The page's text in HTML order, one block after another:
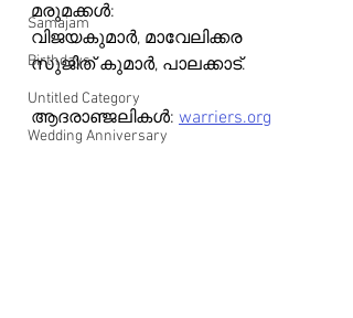
Samajam
Birthdays
Untitled Category
Wedding Anniversary
മരുമക്കൾ:
വിജയകുമാർ, മാവേലിക്കര
സുജിത് കുമാർ, പാലക്കാട്.
ആദരാഞ്ജലികൾ: warriers.org